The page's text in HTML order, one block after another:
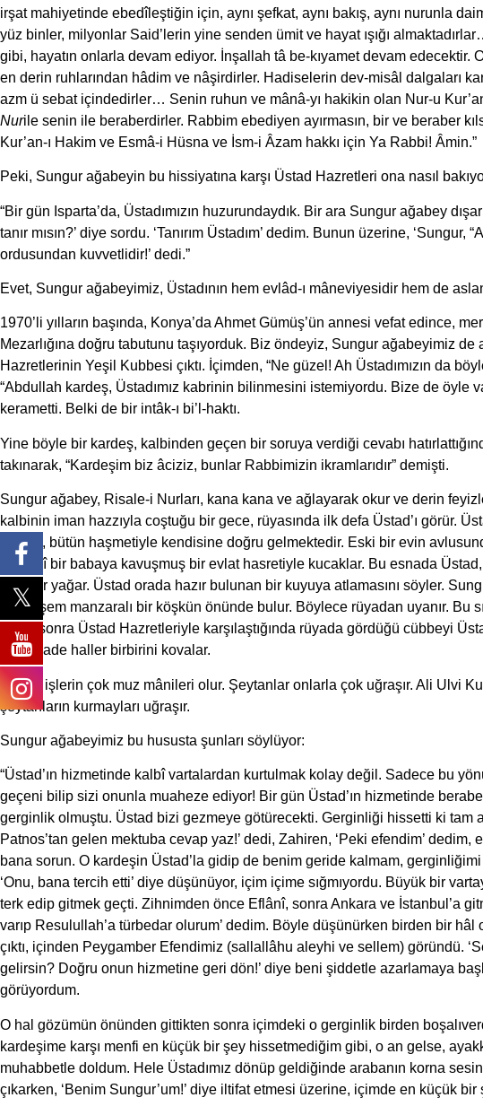
irşat mahiyetinde ebedîleştiğin için, aynı şefkat, aynı bakış, aynı nurunla
yüz binler, milyonlar Said’lerin yine senden ümit ve hayat ışığı
gibi, hayatın onlarla devam ediyor. İnşallah tâ be-kıyamet devam edecektir.
en derin ruhlarından hâdim ve nâşirdirler. Hadiselerin dev-misâl dalgaları
azm ü sebat içindedirler… Senin ruhun ve mânâ-yı hakikin olan Nur-u
Nurile senin ile beraberdirler. Rabbim ebediyen ayırmasın, bir ve beraber
Kur’an-ı Hakim ve Esmâ-i Hüsna ve İsm-i Âzam hakkı için Ya Rabbi! Âmin.”
Peki, Sungur ağabeyin bu hissiyatına karşı Üstad Hazretleri ona nasıl
“Bir gün Isparta’da, Üstadımızın huzurundaydık. Bir ara Sungur ağabey
tanır mısın?’ diye sordu. ‘Tanırım Üstadım’ dedim. Bunun üzerine,
ordusundan kuvvetlidir!’ dedi.”
Evet, Sungur ağabeyimiz, Üstadının hem evlâd-ı mâneviyesidir hem de
1970’li yılların başında, Konya’da Ahmet Gümüş’ün annesi vefat edince,
Mezarlığına doğru tabutunu taşıyorduk. Biz öndeyiz, Sungur ağabeyimiz
Hazretlerinin Yeşil Kubbesi çıktı. İçimden, “Ne güzel! Ah Üstadımızın da
“Abdullah kardeş, Üstadımız kabrinin bilinmesini istemiyordu. Bize de öyle
kerametti. Belki de bir intâk-ı bi’l-haktı.
Yine böyle bir kardeş, kalbinden geçen bir soruya verdiği cevabı
takınarak, “Kardeşim biz âciziz, bunlar Rabbimizin ikramlarıdır” demişti.
Sungur ağabey, Risale-i Nurları, kana kana ve ağlayarak okur ve derin
kalbinin iman hazzıyla coştuğu bir gece, rüyasında ilk defa Üstad’ı görür.
haliyle, bütün haşmetiyle kendisine doğru gelmektedir. Eski bir evin
manevî bir babaya kavuşmuş bir evlat hasretiyle kucaklar. Bu esnada
yağmur yağar. Üstad orada hazır bulunan bir kuyuya atlamasını söyler.
muhteşem manzaralı bir köşkün önünde bulur. Böylece rüyadan uyanır. Bu
Daha sonra Üstad Hazretleriyle karşılaştığında rüyada gördüğü cübbeyi
harikulade haller birbirini kovalar.
Hayırlı işlerin çok muz mânileri olur. Şeytanlar onlarla çok uğraşır. Ali Ulvi
şeytanların kurmayları uğraşır.
Sungur ağabeyimiz bu hususta şunları söylüyor:
“Üstad’ın hizmetinde kalbî vartalardan kurtulmak kolay değil. Sadece bu
geçeni bilip sizi onunla muaheze ediyor! Bir gün Üstad’ın hizmetinde
gerginlik olmuştu. Üstad bizi gezmeye götürecekti. Gerginliği hissetti ki tam
Patnos’tan gelen mektuba cevap yaz!’ dedi, Zahiren, ‘Peki efendim’ dedim,
bana sorun. O kardeşin Üstad’la gidip de benim geride kalmam, gerginliğimi
‘Onu, bana tercih etti’ diye düşünüyor, içim içime sığmıyordu. Büyük bir
terk edip gitmek geçti. Zihnimden önce Eflânî, sonra Ankara ve İstanbul’a
varıp Resulullah’a türbedar olurum’ dedim. Böyle düşünürken birden bir
çıktı, içinden Peygamber Efendimiz (sallallâhu aleyhi ve sellem) göründü.
gelirsin? Doğru onun hizmetine geri dön!’ diye beni şiddetle azarlamaya
görüyordum.
O hal gözümün önünden gittikten sonra içimdeki o gerginlik birden
kardeşime karşı menfi en küçük bir şey hissetmediğim gibi, o an gelse,
muhabbetle doldum. Hele Üstadımız dönüp geldiğinde arabanın korna
çıkarken, ‘Benim Sungur’um!’ diye iltifat etmesi üzerine, içimde en küçük